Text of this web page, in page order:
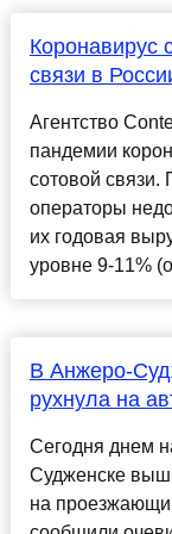
Коронавирус
связи в
Агентство
пандемии
сотовой связи.
операторы
их годовая
уровне 9-11%
В Анжеро-
рухнула на
Сегодня днем
Судженске
на